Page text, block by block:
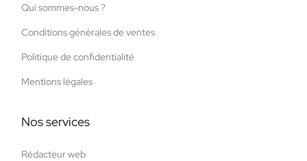
Qui sommes-nous ?
Conditions générales de ventes
Politique de confidentialité
Mentions légales
Nos services
Rédacteur web